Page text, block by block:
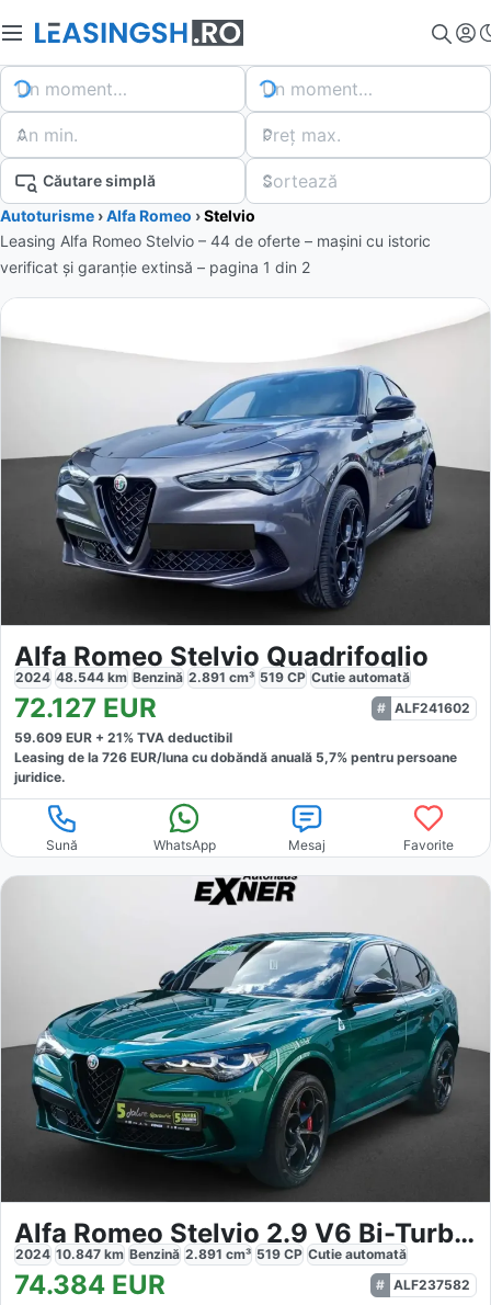
Un moment… Un moment…
An min. Preț max.
Căutare simplă Sortează
Autoturisme ›Alfa Romeo ›Stelvio
Leasing Alfa Romeo Stelvio – 44 de oferte – mașini cu istoric
verificat și garanție extinsă – pagina 1 din 2
Alfa Romeo Stelvio Quadrifoglio
2024 48.544 km Benzină 2.891 cm³ 519 CP Cutie automată
72.127 EUR
ALF241602
59.609 EUR + 21% TVA deductibil
Leasing de la 726 EUR/luna cu dobăndă anuală 5,7% pentru persoane
juridice.
Sună WhatsApp Mesaj Favorite
Alfa Romeo Stelvio 2.9 V6 Bi-Turbo Quadrifoglio
2024 10.847 km Benzină 2.891 cm³ 519 CP Cutie automată
74.384 EUR
ALF237582